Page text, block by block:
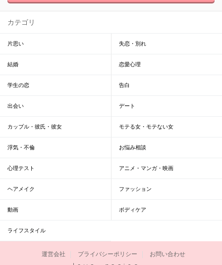
カテゴリ
片思い 失恋・別れ
結婚 恋愛心理
学生の恋 告白
出会い デート
カップル・彼氏・彼女 モテる女・モテない女
浮気・不倫 お悩み相談
心理テスト アニメ・マンガ・映画
ヘアメイク ファッション
動画 ボディケア
ライフスタイル
運営会社 プライバシーポリシー お問い合わせ